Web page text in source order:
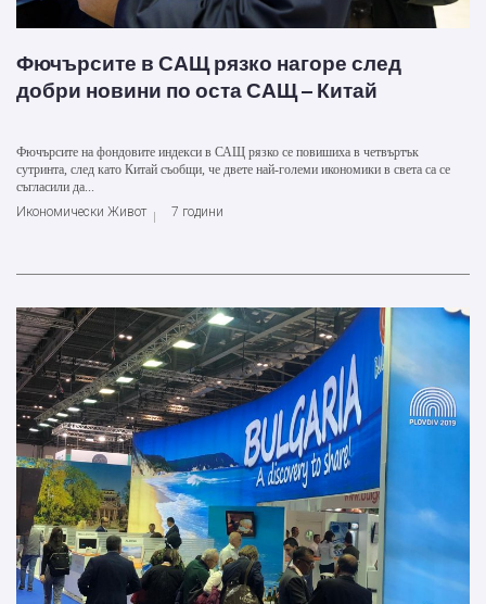
Фючърсите в САЩ рязко нагоре след
добри новини по оста САЩ – Китай
Фючърсите на фондовите индекси в САЩ рязко се повишиха в четвъртък
сутринта, след като Китай съобщи, че двете най-големи икономики в света са се
съгласили да...
Икономически Живот
7 години